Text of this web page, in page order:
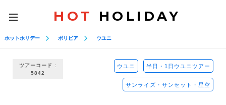
toggle
navigation
HOT HOLIDAY
ホットホリデー ボリビア ウユニ
ツアーコード :
5842
ウユニ 半日・1日ウユニツアー
サンライズ・サンセット・星空